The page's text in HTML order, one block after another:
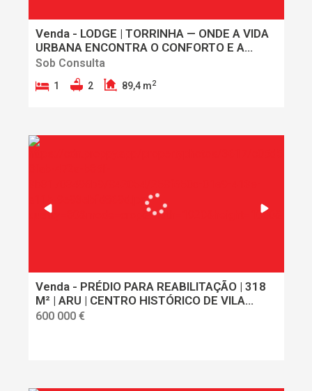
Venda - LODGE | TORRINHA — ONDE A VIDA
URBANA ENCONTRA O CONFORTO E A
TRANQUILIDADE
Sob Consulta
1 2 89,4 m2
Venda - PRÉDIO PARA REABILITAÇÃO | 318
M² | ARU | CENTRO HISTÓRICO DE VILA
NOVA DE GAIA
600 000 €